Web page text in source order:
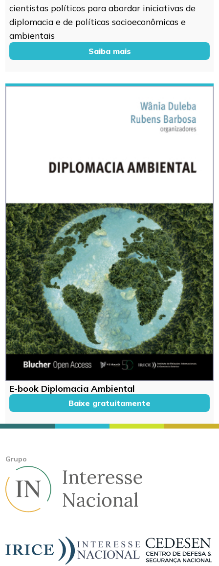
cientistas políticos para abordar iniciativas de
diplomacia e de políticas socioeconômicas e
ambientais
Saiba mais
E-book Diplomacia Ambiental
Baixe gratuitamente
Grupo